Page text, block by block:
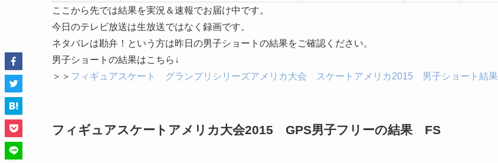
ここから先では結果を実況＆速報でお届け中です。
今日のテレビ放送は生放送ではなく録画です。
ネタバレは勘弁！という方は昨日の男子ショートの結果をご確認ください。
男子ショートの結果はこちら↓
＞＞ フィギュアスケート グランプリシリーズアメリカ大会 スケートアメリカ2015 男子ショート結果
フィギュアスケートアメリカ大会2015 GPS男子フリーの結果 FS